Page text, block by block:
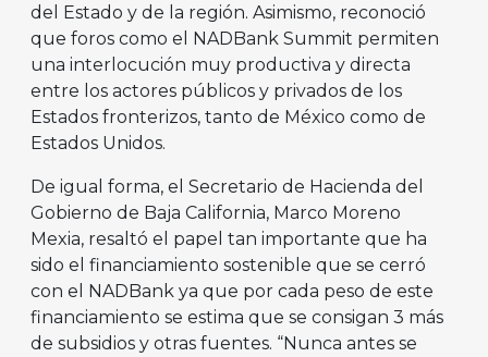
del Estado y de la región. Asimismo, reconoció
que foros como el NADBank Summit permiten
una interlocución muy productiva y directa
entre los actores públicos y privados de los
Estados fronterizos, tanto de México como de
Estados Unidos.
De igual forma, el Secretario de Hacienda del
Gobierno de Baja California, Marco Moreno
Mexia, resaltó el papel tan importante que ha
sido el financiamiento sostenible que se cerró
con el NADBank ya que por cada peso de este
financiamiento se estima que se consigan 3 más
de subsidios y otras fuentes. “Nunca antes se